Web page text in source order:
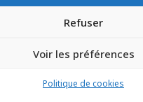
Refuser
Voir les préférences
Politique de cookies
© 2017 – www.tcheya.com | All